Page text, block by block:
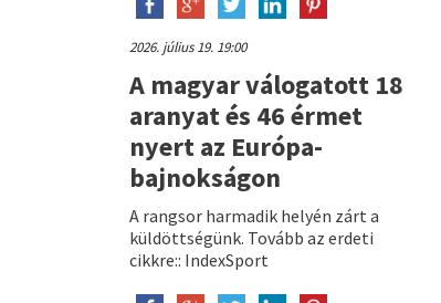
2026. július 19. 19:00
A magyar válogatott 18
aranyat és 46 érmet
nyert az Európa-
bajnokságon
A rangsor harmadik helyén zárt a
küldöttségünk. Tovább az erdeti
cikkre:: IndexSport